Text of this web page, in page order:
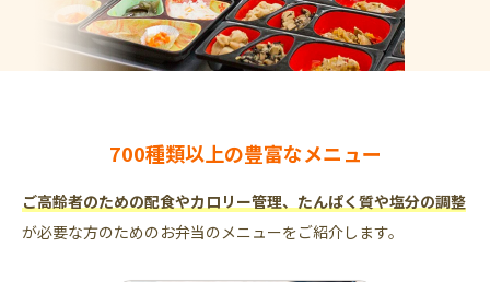
700種類以上の豊富なメニュー
ご高齢者のための配食やカロリー管理、たんぱく質や塩分の調整
が必要な方のためのお弁当のメニューをご紹介します。